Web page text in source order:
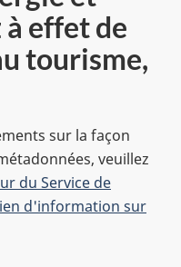
à effet de
tourisme,
sur la façon
veuillez
du Service de
d'information sur